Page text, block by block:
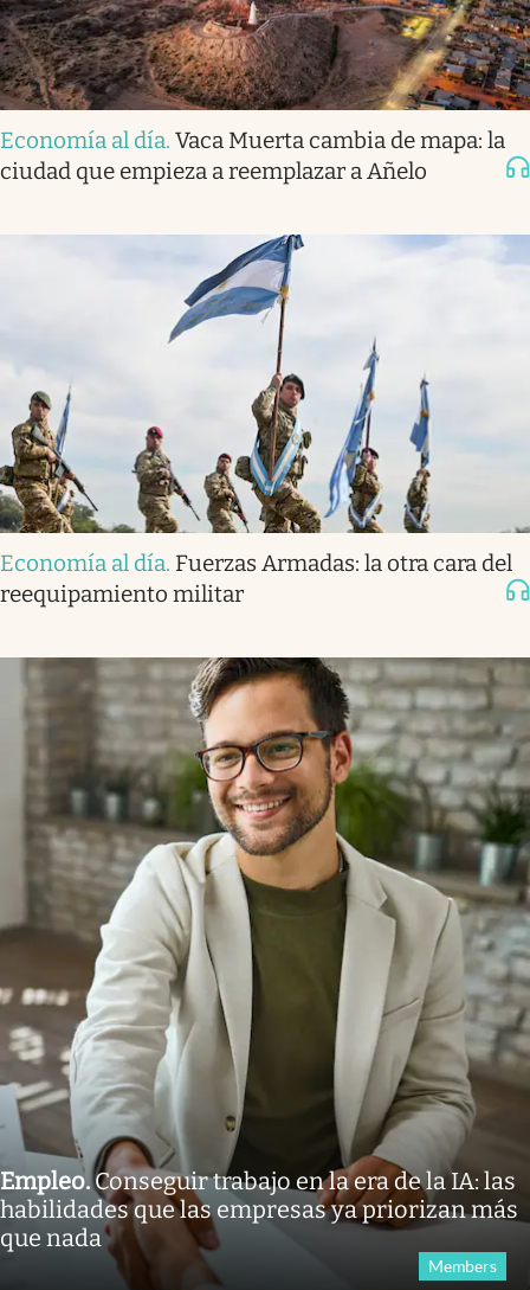
Economía al día. Vaca Muerta cambia de mapa: la
ciudad que empieza a reemplazar a Añelo
Economía al día. Fuerzas Armadas: la otra cara del
reequipamiento militar
Empleo.Conseguir trabajo en la era de la IA: las
habilidades que las empresas ya priorizan más
que nada
Members